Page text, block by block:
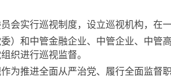
行巡视制度，设立巡视机构，在
和中管金融企业、中管企业、中管
织进行巡视监督。
进全面从严治党、履行全面监督